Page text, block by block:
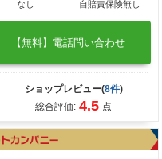
なし
自賠責保険無し
【無料】電話問い合わせ
ショップレビュー(8件)
総合評価: 4.5 点